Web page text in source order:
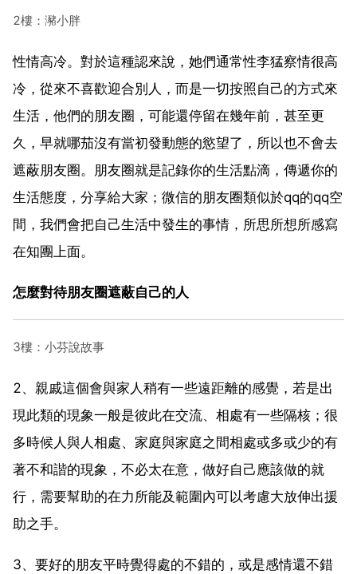
2樓：瀦小胖
性情高冷。對於這種認來說，她們通常性李猛察情很高
冷，從來不喜歡迎合別人，而是一切按照自己的方式來
生活，他們的朋友圈，可能還停留在幾年前，甚至更
久，早就哪茄沒有當初發動態的慾望了，所以也不會去
遮蔽朋友圈。朋友圈就是記錄你的生活點滴，傳遞你的
生活態度，分享給大家；微信的朋友圈類似於qq的qq空
間，我們會把自己生活中發生的事情，所思所想所感寫
在知團上面。
怎麼對待朋友圈遮蔽自己的人
3樓：小芬說故事
2、親戚這個會與家人稍有一些遠距離的感覺，若是出
現此類的現象一般是彼此在交流、相處有一些隔核；很
多時候人與人相處、家庭與家庭之間相處或多或少的有
著不和諧的現象，不必太在意，做好自己應該做的就
行，需要幫助的在力所能及範圍內可以考慮大放伸出援
助之手。
3、要好的朋友平時覺得處的不錯的，或是感情還不錯